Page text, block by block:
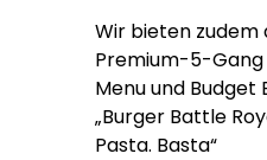
Wir bieten zudem
Premium-5-Gang
Menu und Budget
„Burger Battle
Pasta. Basta“